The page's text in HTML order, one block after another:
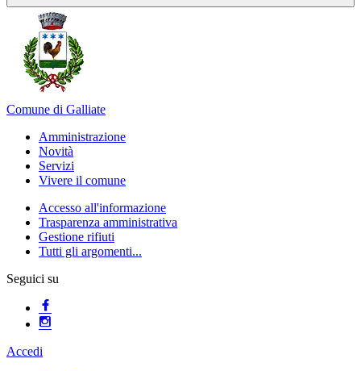
Comune di Galliate
Amministrazione
Novità
Servizi
Vivere il comune
Accesso all'informazione
Trasparenza amministrativa
Gestione rifiuti
Tutti gli argomenti...
Seguici su
Accedi